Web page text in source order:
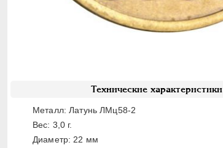
Технические характеристики
Металл: Латунь ЛМц58-2
Вес: 3,0 г.
Диаметр: 22 мм